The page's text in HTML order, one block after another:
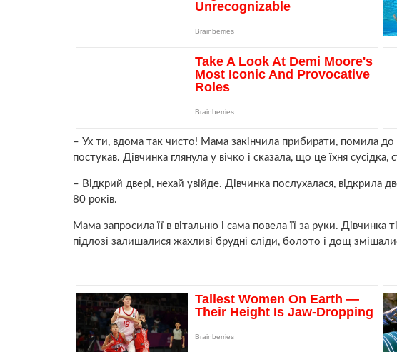
– Ух ти, вдома так чисто! Мама закінчила прибирати, помила до
постукав. Дівчинка глянула у вічко і сказала, що це їхня сусідка,
– Відкрий двері, нехай увійде. Дівчинка послухалася, відкрила
80 років.
Мама запросила її в вітальню і сама повела її за руки. Дівчинка
підлозі залишалися жаxливі брудні сліди, болото і дощ